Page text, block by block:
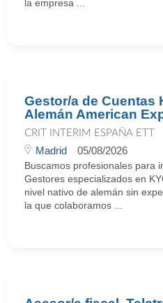
la empresa ...
Gestor/a de Cuentas
Alemán American
CRIT INTERIM ESPAÑA ETT
Madrid 05/08/2026
Buscamos profesionales para
Gestores especializados en
nivel nativo de alemán sin
la que colaboramos ...